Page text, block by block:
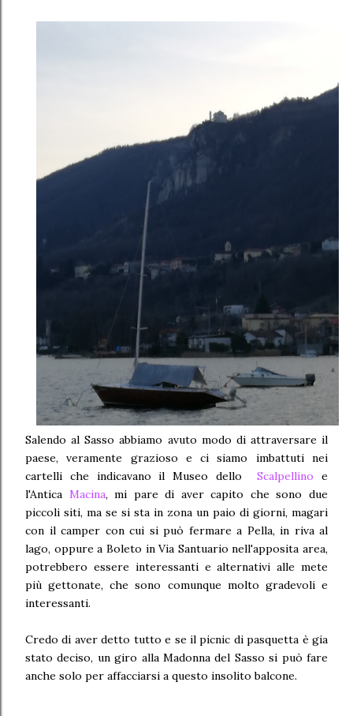
Salendo al Sasso abbiamo avuto modo di attraversare il
paese, veramente grazioso e ci siamo imbattuti nei
cartelli che indicavano il Museo delloScalpellino e
l'Antica Macina, mi pare di aver capito che sono due
piccoli siti, ma se si sta in zona un paio di giorni, magari
con il camper con cui si può fermare a Pella, in riva al
lago, oppure a Boleto in Via Santuario nell'apposita area,
potrebbero essere interessanti e alternativi alle mete
più gettonate, che sono comunque molto gradevoli e
interessanti.
Credo di aver detto tutto e se il picnic di pasquetta è gia
stato deciso, un giro alla Madonna del Sasso si può fare
anche solo per affacciarsi a questo insolito balcone.